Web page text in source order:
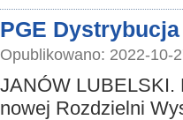
PGE
Opublikowano: 2022-10-
JANÓW LUBELSKI.
nowej Rozdzielni